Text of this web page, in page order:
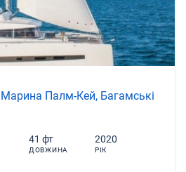
Палм-Кей, Багамські
41 фт
ДОВЖИНА
2020
РІК